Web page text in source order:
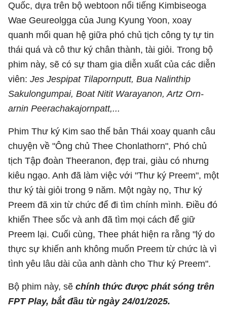
Quốc, dựa trên bộ webtoon nổi tiếng Kimbiseoga
Wae Geureolgga của Jung Kyung Yoon, xoay
quanh mối quan hệ giữa phó chủ tịch công ty tự tin
thái quá và cô thư ký chân thành, tài giỏi. Trong bộ
phim này, sẽ có sự tham gia diễn xuất của các diễn
viên: Jes Jespipat Tilapornputt, Bua Nalinthip
Sakulongumpai, Boat Nitit Warayanon, Artz Orn-
arnin Peerachakajornpatt,...
Phim Thư ký Kim sao thế bản Thái xoay quanh câu
chuyện về "Ông chủ Thee Chonlathorn", Phó chủ
tịch Tập đoàn Theeranon, đẹp trai, giàu có nhưng
kiêu ngạo. Anh đã làm việc với "Thư ký Preem", một
thư ký tài giỏi trong 9 năm. Một ngày nọ, Thư ký
Preem đã xin từ chức để đi tìm chính mình. Điều đó
khiến Thee sốc và anh đã tìm mọi cách để giữ
Preem lại. Cuối cùng, Thee phát hiện ra rằng "lý do
thực sự khiến anh không muốn Preem từ chức là vì
tình yêu lâu dài của anh dành cho Thư ký Preem".
Bộ phim này, sẽ chính thức được phát sóng trên
FPT Play, bắt đầu từ ngày 24/01/2025.